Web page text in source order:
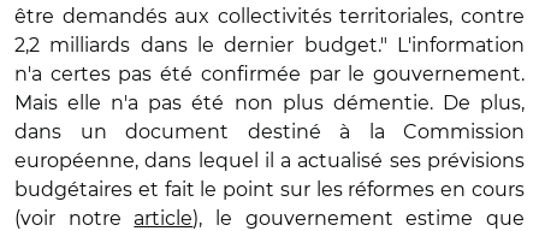
être demandés aux collectivités territoriales, contre
2,2 milliards dans le dernier budget." L'information
n'a certes pas été confirmée par le gouvernement.
Mais elle n'a pas été non plus démentie. De plus,
dans un document destiné à la Commission
européenne, dans lequel il a actualisé ses prévisions
budgétaires et fait le point sur les réformes en cours
(voir notre article), le gouvernement estime que